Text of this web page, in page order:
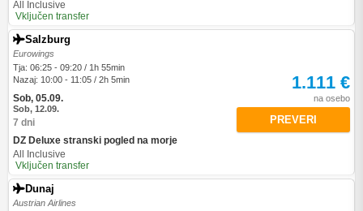
All Inclusive
Vključen transfer
Salzburg
Eurowings
Tja: 06:25 - 09:20 / 1h 55min
Nazaj: 10:00 - 11:05 / 2h 5min
Sob, 05.09.
Sob, 12.09.
7 dni
DZ Deluxe stranski pogled na morje
All Inclusive
Vključen transfer
1.111 €
na osebo
PREVERI
Dunaj
Austrian Airlines